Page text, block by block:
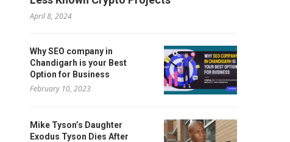
April 8, 2024
Why SEO company in
Chandigarh is your Best
Option for Business
February 10, 2023
Mike Tyson’s Daughter
Exodus Tyson Dies After